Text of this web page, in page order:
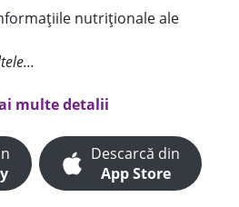
nutriționale ale
multe detalii
Descarcă din
App Store